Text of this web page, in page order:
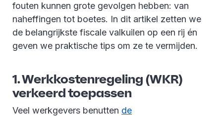
fouten kunnen grote gevolgen hebben: van
naheffingen tot boetes. In dit artikel zetten we
de belangrijkste fiscale valkuilen op een rij én
geven we praktische tips om ze te vermijden.
1. Werkkostenregeling (WKR)
verkeerd toepassen
Veel werkgevers benutten de